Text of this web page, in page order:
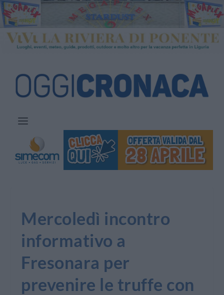
Mercoledì incontro
informativo a
Fresonara per
prevenire le truffe con